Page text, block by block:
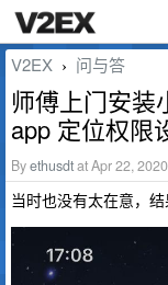
V2EX › 问与答
师傅上门安装
app 定位权限
Byethusdtat Apr 22,
当时也没有太在意，结